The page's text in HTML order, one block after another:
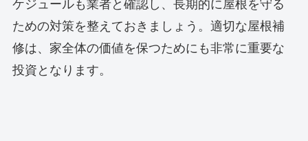
ケジュールも業者と確認し、長期的に屋根を守る
ための対策を整えておきましょう。適切な屋根補
修は、家全体の価値を保つためにも非常に重要な
投資となります。